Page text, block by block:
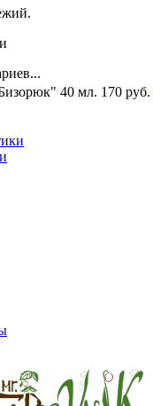
40 мл. 170 руб.